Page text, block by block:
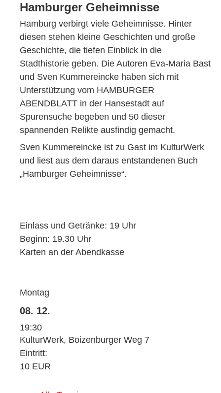
Hamburger Geheimnisse
Hamburg verbirgt viele Geheimnisse. Hinter
diesen stehen kleine Geschichten und große
Geschichte, die tiefen Einblick in die
Stadthistorie geben. Die Autoren Eva-Maria Bast
und Sven Kummereincke haben sich mit
Unterstützung vom HAMBURGER
ABENDBLATT in der Hansestadt auf
Spurensuche begeben und 50 dieser
spannenden Relikte ausfindig gemacht.
Sven Kummereincke ist zu Gast im KulturWerk
und liest aus dem daraus entstandenen Buch
„Hamburger Geheimnisse“.
Einlass und Getränke: 19 Uhr
Beginn: 19.30 Uhr
Karten an der Abendkasse
Montag
08. 12.
19:30
KulturWerk, Boizenburger Weg 7
Eintritt:
10 EUR